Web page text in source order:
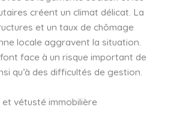
créent un climat délicat. La
et un taux de chômage
locale aggravent la situation.
face à un risque important de
qu’à des difficultés de gestion.
vétusté immobilière